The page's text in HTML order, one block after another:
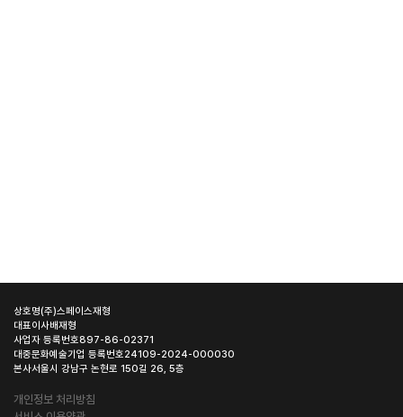
상호명(주)스페이스재형
대표이사배재형
사업자 등록번호897-86-02371
대중문화예술기업 등록번호24109-2024-000030
본사서울시 강남구 논현로 150길 26, 5층
개인정보 처리방침